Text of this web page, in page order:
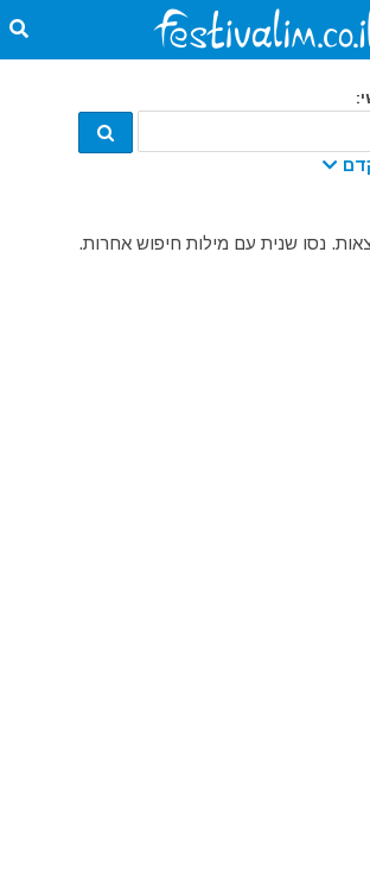
נסו שנית עם מילות חיפוש אחרות.